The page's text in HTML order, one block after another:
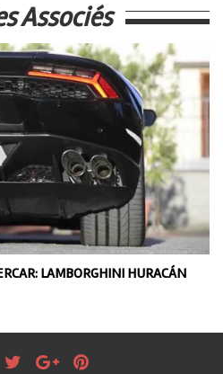
Associés
LAMBORGHINI HURACÁN